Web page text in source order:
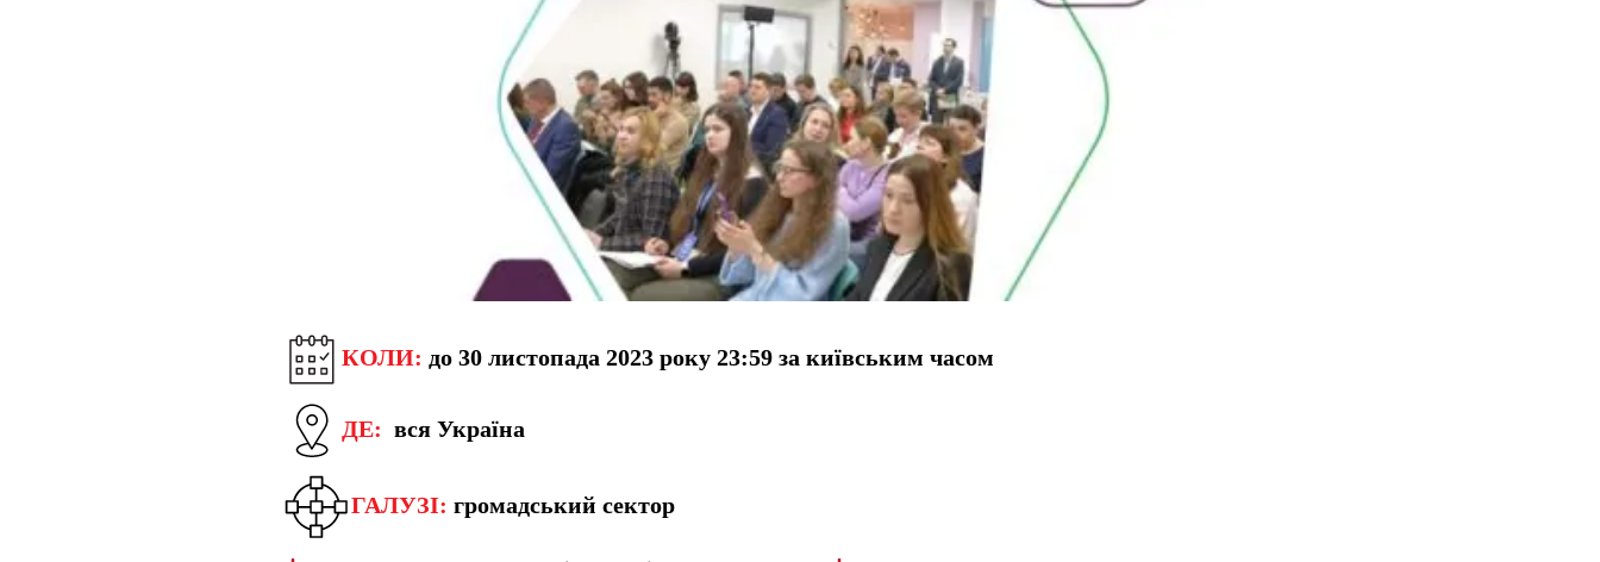
КОЛИ: до 30 листопада 2023 року 23:59 за київським часом
ДЕ: вся Україна
ГАЛУЗІ: громадський сектор